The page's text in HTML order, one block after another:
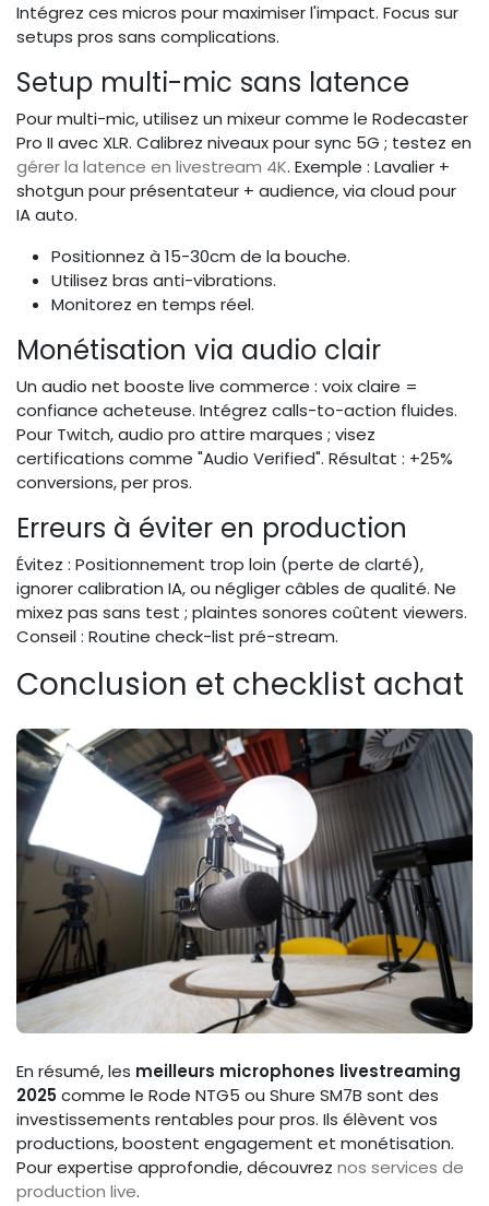
Intégrez ces micros pour maximiser l'impact. Focus sur
setups pros sans complications.
Setup multi-mic sans latence
Pour multi-mic, utilisez un mixeur comme le Rodecaster
Pro II avec XLR. Calibrez niveaux pour sync 5G ; testez en
gérer la latence en livestream 4K. Exemple : Lavalier +
shotgun pour présentateur + audience, via cloud pour
IA auto.
Positionnez à 15-30cm de la bouche.
Utilisez bras anti-vibrations.
Monitorez en temps réel.
Monétisation via audio clair
Un audio net booste live commerce : voix claire =
confiance acheteuse. Intégrez calls-to-action fluides.
Pour Twitch, audio pro attire marques ; visez
certifications comme "Audio Verified". Résultat : +25%
conversions, per pros.
Erreurs à éviter en production
Évitez : Positionnement trop loin (perte de clarté),
ignorer calibration IA, ou négliger câbles de qualité. Ne
mixez pas sans test ; plaintes sonores coûtent viewers.
Conseil : Routine check-list pré-stream.
Conclusion et checklist achat
En résumé, les meilleurs microphones livestreaming
2025comme le Rode NTG5 ou Shure SM7B sont des
investissements rentables pour pros. Ils élèvent vos
productions, boostent engagement et monétisation.
Pour expertise approfondie, découvrez nos services de
production live.